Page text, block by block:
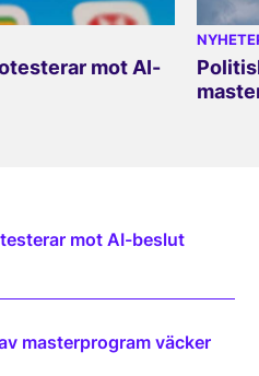
mot AI-
mot AI-beslut
masterprogram väcker